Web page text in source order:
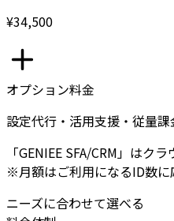
¥34,500
オプション料金
設定代行・活用支援・従量課
「GENIEE SFA/CRM」はク
※月額はご利用になるID数に
ニーズに合わせて選べる